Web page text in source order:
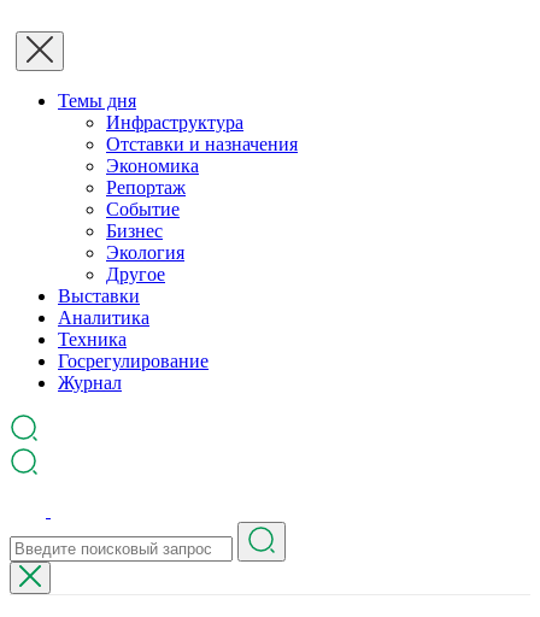
Темы дня
Инфраструктура
Отставки и назначения
Экономика
Репортаж
Событие
Бизнес
Экология
Другое
Выставки
Аналитика
Техника
Госрегулирование
Журнал